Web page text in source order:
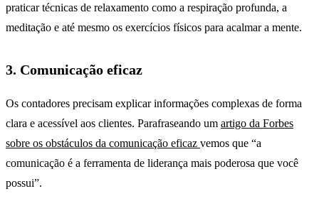
praticar técnicas de relaxamento como a respiração profunda, a
meditação e até mesmo os exercícios físicos para acalmar a mente.
3. Comunicação eficaz
Os contadores precisam explicar informações complexas de forma
clara e acessível aos clientes. Parafraseando um artigo da Forbes
sobre os obstáculos da comunicação eficaz vemos que “a
comunicação é a ferramenta de liderança mais poderosa que você
possui”.